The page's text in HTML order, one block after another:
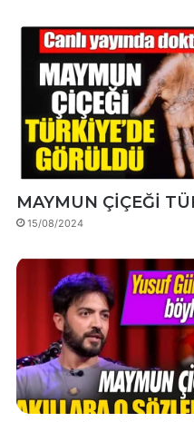
MAYMUN ÇİÇEĞİ
15/08/2024